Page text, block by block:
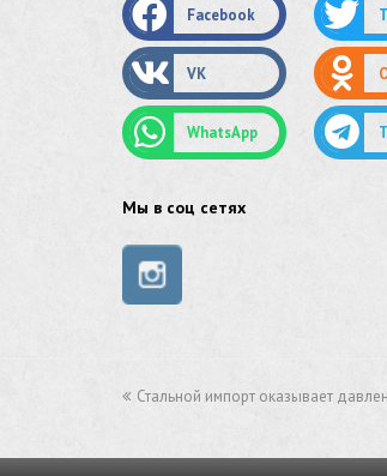
оцинкованный лист
труба оцинкованная
труба нержавеющая
сетка нержавеющая
сетка оцинкованная
сетка из нержавеющей стали
Facebook
VK
WhatsApp
Мы в соц сетях
Стальной импорт оказывает